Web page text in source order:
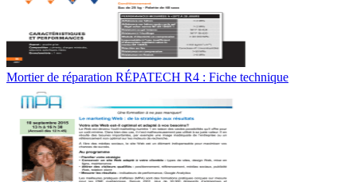
Mortier de réparation RÉPATECH R4 : Fiche technique